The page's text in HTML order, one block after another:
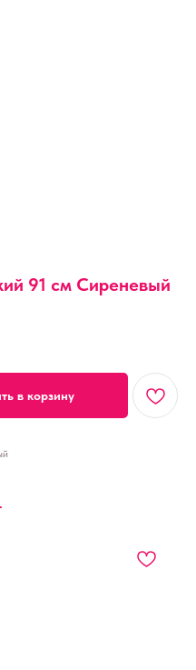
91 см Сиреневый
в корзину